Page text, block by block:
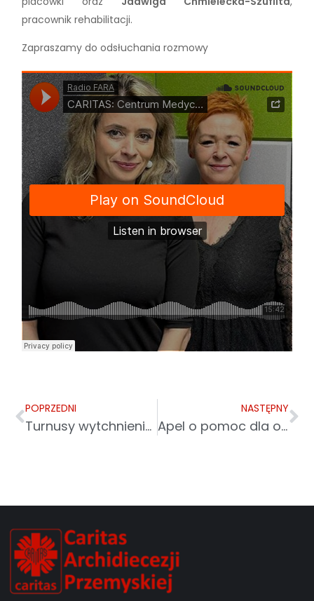
pracownik rehabilitacji.
Zapraszamy do odsłuchania rozmowy
POPRZEDNI
Turnusy wytchnieniowe dla dzieci z Ukrainy
NASTĘPNY
Apel o pomoc dla ofiar trzęsienia ziemi w Turcji i Syrii